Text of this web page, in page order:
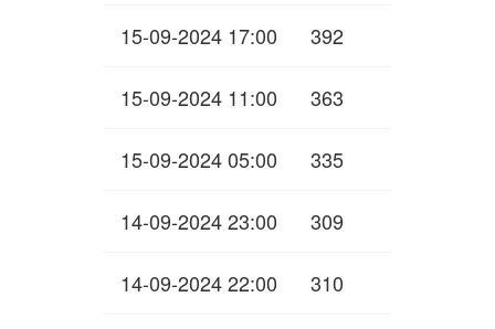
15-09-2024 17:00 392
15-09-2024 11:00 363
15-09-2024 05:00 335
14-09-2024 23:00 309
14-09-2024 22:00 310